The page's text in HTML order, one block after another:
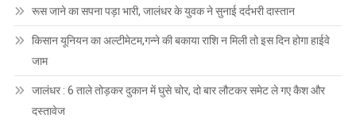
रूस जाने का सपना पड़ा भारी, जालंधर के युवक ने सुनाई दर्दभरी दास्तान
किसान यूनियन का अल्टीमेटम,गन्ने की बकाया राशि न मिली तो इस दिन होगा हाईवे
जाम
जालंधर : 6 ताले तोड़कर दुकान में घुसे चोर, दो बार लौटकर समेट ले गए कैश और
दस्तावेज